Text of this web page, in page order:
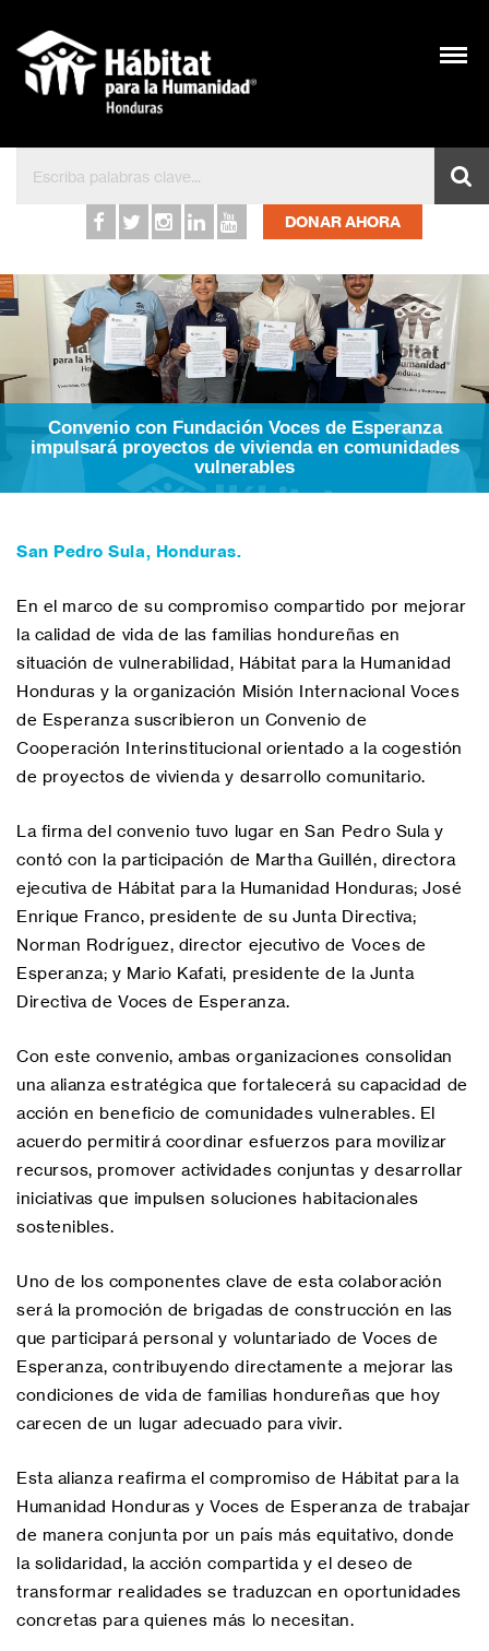
Hábitat para la
DONAR AHORA
Convenio con Fundación Voces de Esperanza
impulsará proyectos de vivienda en comunidades
vulnerables
San Pedro Sula, Honduras.
En el marco de su compromiso compartido por mejorar
la calidad de vida de las familias hondureñas en
situación de vulnerabilidad, Hábitat para la Humanidad
Honduras y la organización Misión Internacional Voces
de Esperanza suscribieron un Convenio de
Cooperación Interinstitucional orientado a la cogestión
de proyectos de vivienda y desarrollo comunitario.
La firma del convenio tuvo lugar en San Pedro Sula y
contó con la participación de Martha Guillén, directora
ejecutiva de Hábitat para la Humanidad Honduras; José
Enrique Franco, presidente de su Junta Directiva;
Norman Rodríguez, director ejecutivo de Voces de
Esperanza; y Mario Kafati, presidente de la Junta
Directiva de Voces de Esperanza.
Con este convenio, ambas organizaciones consolidan
una alianza estratégica que fortalecerá su capacidad de
acción en beneficio de comunidades vulnerables. El
acuerdo permitirá coordinar esfuerzos para movilizar
recursos, promover actividades conjuntas y desarrollar
iniciativas que impulsen soluciones habitacionales
sostenibles.
Uno de los componentes clave de esta colaboración
será la promoción de brigadas de construcción en las
que participará personal y voluntariado de Voces de
Esperanza, contribuyendo directamente a mejorar las
condiciones de vida de familias hondureñas que hoy
carecen de un lugar adecuado para vivir.
Esta alianza reafirma el compromiso de Hábitat para la
Humanidad Honduras y Voces de Esperanza de trabajar
de manera conjunta por un país más equitativo, donde
la solidaridad, la acción compartida y el deseo de
transformar realidades se traduzcan en oportunidades
concretas para quienes más lo necesitan.